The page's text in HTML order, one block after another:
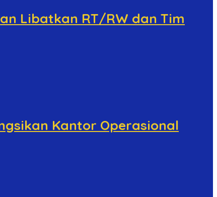
Libatkan RT/RW dan Tim
Kantor Operasional